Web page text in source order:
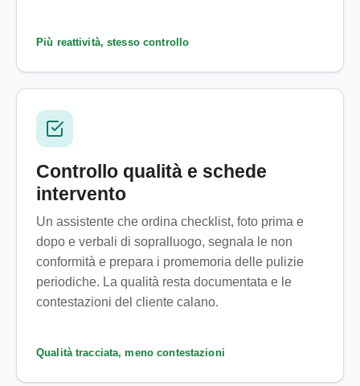
Più reattività, stesso controllo
Controllo qualità e schede
intervento
Un assistente che ordina checklist, foto prima e
dopo e verbali di sopralluogo, segnala le non
conformità e prepara i promemoria delle pulizie
periodiche. La qualità resta documentata e le
contestazioni del cliente calano.
Qualità tracciata, meno contestazioni